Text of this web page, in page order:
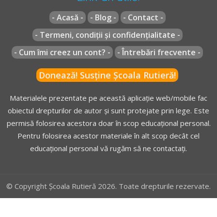
OUG* - Articolul 112
dovada înlocuitoare a acestuia se reţine de către poliţia
[...]
a)vehiculul înregistrat nu are efectuată inspecția tehnică
periodică valabilă ori aceasta este anulată;
[...]
înmatricularea vehiculului este suspendată, în
(2)În situațiile prevăzute la alin. (1) lit. b), c), e), g), h^1),
- Acasă - - Blog -
- Contact -
- Termeni, condiții și confidențialitate -
- Cum îmi creez un cont? -
- Întrebări frecvente -
Donează! Susține Școala Rutieră!
Materialele prezentate pe această aplicație web/mobile fac
obiectul drepturilor de autor și sunt protejate prin lege. Este
permisă folosirea acestora doar în scop educațional personal.
Pentru folosirea acestor materiale în alt scop decât cel
educațional personal vă rugăm să ne contactați.
© Copyright Școala Rutieră 2026. Toate drepturile rezervate.